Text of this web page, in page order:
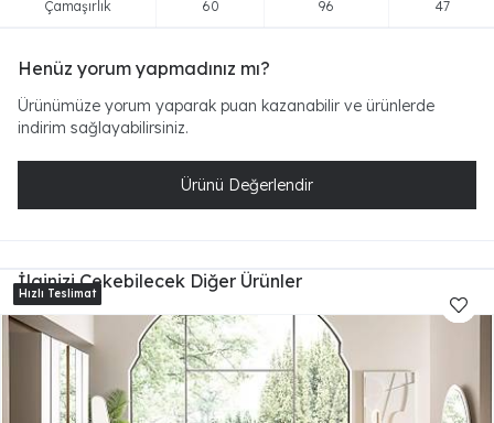
Çamaşırlık 60 96 47
Henüz yorum yapmadınız mı?
Ürünümüze yorum yaparak puan kazanabilir ve ürünlerde
indirim sağlayabilirsiniz.
Ürünü Değerlendir
İlginizi Çekebilecek Diğer Ürünler